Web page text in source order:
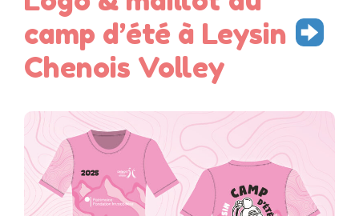
camp d’été à Leysin
Chenois Volley